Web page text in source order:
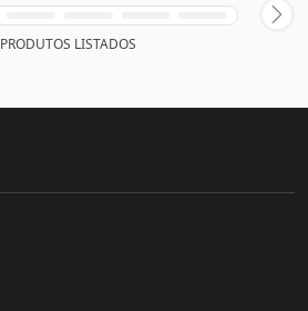
PRODUTOS LISTADOS